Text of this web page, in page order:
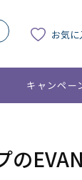
お気に
キャンペー
の